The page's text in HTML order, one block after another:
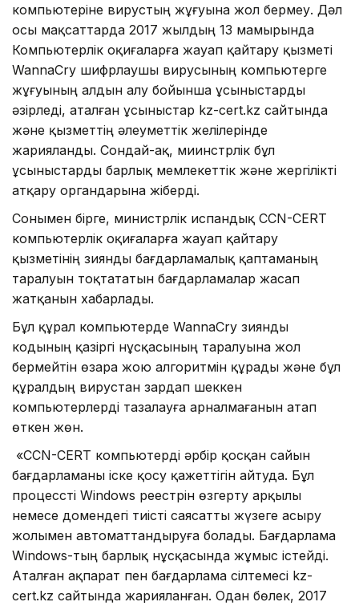
компьютеріне вирустың жұғуына жол бермеу. Дәл
осы мақсаттарда 2017 жылдың 13 мамырында
Компьютерлік оқиғаларға жауап қайтару қызметі
WannaCry шифрлаушы вирусының компьютерге
жұғуының алдын алу бойынша ұсыныстарды
әзірледі, аталған ұсыныстар kz-cert.kz сайтында
және қызметтің әлеуметтік желілерінде
жарияланды. Сондай-ақ, миинстрлік бұл
ұсыныстарды барлық мемлекеттік және жергілікті
атқару органдарына жіберді.
Сонымен бірге, министрлік испандық CCN-CERT
компьютерлік оқиғаларға жауап қайтару
қызметінің зиянды бағдарламалық қаптаманың
таралуын тоқтататын бағдарламалар жасап
жатқанын хабарлады.
Бұл құрал компьютерде WannaCry зиянды
кодының қазіргі нұсқасының таралуына жол
бермейтін өзара жою алгоритмін құрады және бұл
құралдың вирустан зардап шеккен
компьютерлерді тазалауға арналмағанын атап
өткен жөн.
«CCN-CERT компьютерді әрбір қосқан сайын
бағдарламаны іске қосу қажеттігін айтуда. Бұл
процессті Windows реестрін өзгерту арқылы
немесе домендегі тиісті саясатты жүзеге асыру
жолымен автоматтандыруға болады. Бағдарлама
Windows-тың барлық нұсқасында жұмыс істейді.
Аталған ақпарат пен бағдарлама сілтемесі kz-
cert.kz сайтында жарияланған. Одан бөлек, 2017